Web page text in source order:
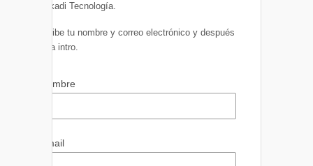
Euskadi Tecnología.
Escribe tu nombre y correo electrónico y después
pulsa intro.
Nombre
Email